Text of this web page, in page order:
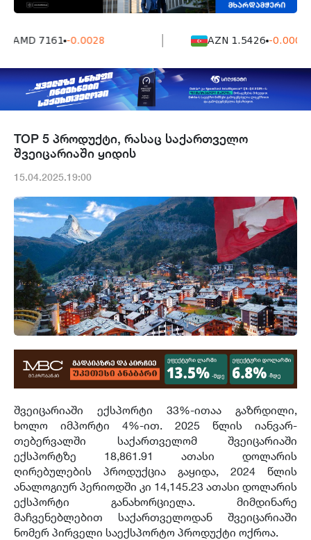
AMD 7161 -0.0028 AZN 1.5426 -0.0004
TOP 5 პროდუქტი, რასაც საქართველო
შვეიცარიაში ყიდის
15.04.2025.19:00
შვეიცარიაში ექსპორტი 33%-ითაა გაზრდილი,
ხოლო იმპორტი 4%-ით. 2025 წლის იანვარ-
თებერვალში საქართველომ შვეიცარიაში
ექსპორტზე 18,861.91 ათასი დოლარის
ღირებულების პროდუქცია გაყიდა, 2024 წლის
ანალოგიურ პერიოდში კი 14,145.23 ათასი დოლარის
ექსპორტი განახორციელა. მიმდინარე
მაჩვენებლებით საქართველოდან შვეიცარიაში
ნომერ პირველი საექსპორტო პროდუქტი ოქროა.